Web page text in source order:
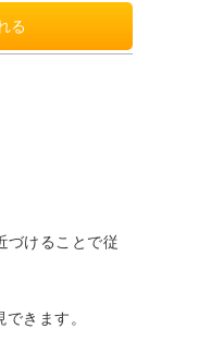
づけることで従
きます。